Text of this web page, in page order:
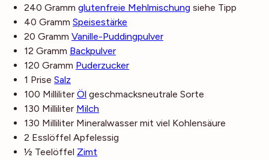
240 Gramm glutenfreie Mehlmischung siehe Tipp
40 Gramm Speisestärke
20 Gramm Vanille-Puddingpulver
12 Gramm Backpulver
120 Gramm Puderzucker
1 Prise Salz
100 Milliliter Öl geschmacksneutrale Sorte
130 Milliliter Milch
130 Milliliter Mineralwasser mit viel Kohlensäure
2 Esslöffel Apfelessig
½ Teelöffel Zimt